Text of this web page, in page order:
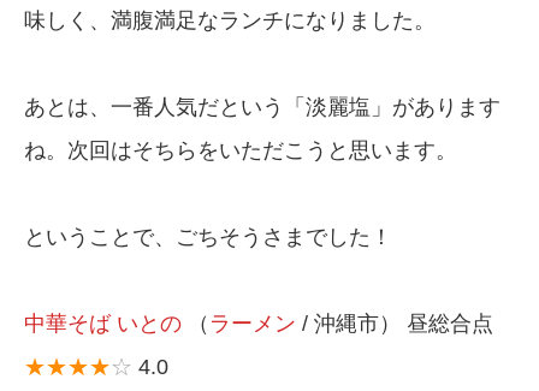
味しく、満腹満足なランチになりました。
あとは、一番人気だという「淡麗塩」があります
ね。次回はそちらをいただこうと思います。
ということで、ごちそうさまでした！
中華そば いとの （ ラーメン / 沖縄市） 昼総合点
★★★★☆ 4.0